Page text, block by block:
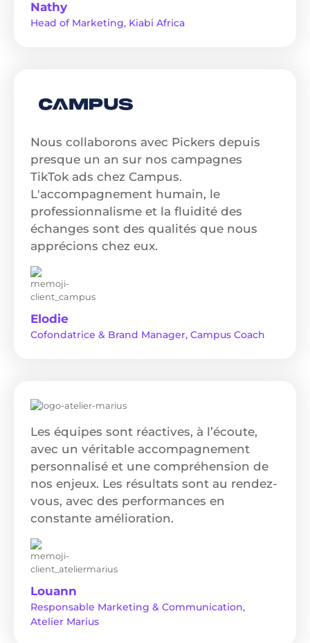
Nathy
Head of Marketing, Kiabi Africa
Nous collaborons avec Pickers depuis
presque un an sur nos campagnes
TikTok ads chez Campus.
L'accompagnement humain, le
professionnalisme et la fluidité des
échanges sont des qualités que nous
apprécions chez eux.
Elodie
Cofondatrice & Brand Manager, Campus Coach
Les équipes sont réactives, à l’écoute,
avec un véritable accompagnement
personnalisé et une compréhension de
nos enjeux. Les résultats sont au rendez-
vous, avec des performances en
constante amélioration.
Louann
Responsable Marketing & Communication,
Atelier Marius